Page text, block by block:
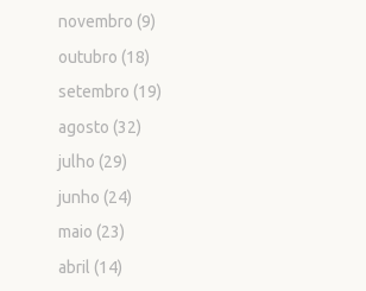
novembro (9)
outubro (18)
setembro (19)
agosto (32)
julho (29)
junho (24)
maio (23)
abril (14)